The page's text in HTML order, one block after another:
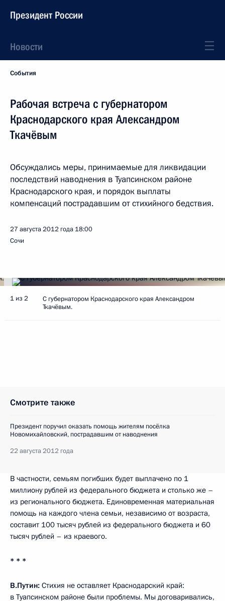
Президент России
Новости
События
Рабочая встреча с губернатором
Краснодарского края Александром
Ткачёвым
Обсуждались меры, принимаемые для ликвидации
последствий наводнения в Туапсинском районе
Краснодарского края, и порядок выплаты
компенсаций пострадавшим от стихийного бедствия.
27 августа 2012 года 18:00
Сочи
1 из 2
С губернатором Краснодарского края Александром
Ткачёвым.
Смотрите также
Президент поручил оказать помощь жителям посёлка
Новомихайловский, пострадавшим от наводнения
22 августа 2012 года
В частности, семьям погибших будет выплачено по 1
миллиону рублей из федерального бюджета и столько же –
из регионального бюджета. Единовременная материальная
помощь на каждого члена семьи, независимо от возраста,
составит 100 тысяч рублей из федерального бюджета и 60
тысяч рублей – из краевого.
* * *
В.Путин: Стихия не оставляет Краснодарский край:
в Туапсинском районе были проблемы. Мы договаривались,